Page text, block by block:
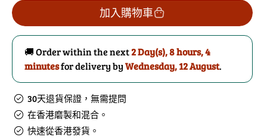
香
免
費
樣
品
的
數
量
丁
香
免
費
樣
品
加入購物車
🚚 Order within the next2 Day(s),8 hours, 4
minutesfor delivery byWednesday, 12 August.
30天退貨保證，無需提問
在香港磨製和混合。
快速從香港發貨。